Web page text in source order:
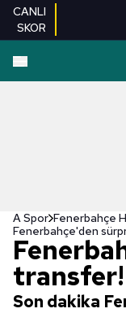
CANLI
SKOR
A Spor Fenerbahçe
Fenerbahçe'den
transfer!
Son dakika